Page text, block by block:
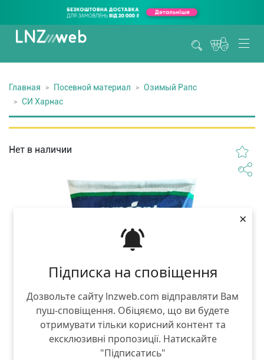
Підписка на сповіщення
Дозвольте сайту lnzweb.com відправляти Вам
пуш-сповіщення. Обіцяємо, що ви будете
отримувати тільки корисний контент та
ексклюзивні пропозиції. Натискайте
"Підписатись"
×
Главная Посевной материал
Озимый Рапс
СИ Харнас
Нет в наличии